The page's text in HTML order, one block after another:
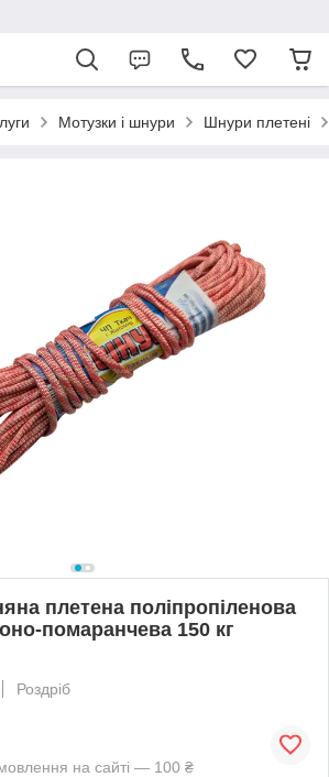
Мотузки і шнури Шнури плетені
плетена поліпропіленова
помаранчева 150 кг
Роздріб
на сайті — 100 ₴